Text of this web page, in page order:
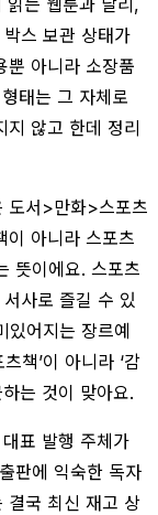
스 보관 상태가
뿐 아니라 소장품
태는 그 자체로
지 않고 한데 정리
도서>만화>스포츠
이 아니라 스포츠
뜻이에요. 스포츠
사로 즐길 수 있
있어지는 장르예
책’이 아니라 ‘감
는 것이 맞아요.
표 발행 주체가
판에 익숙한 독자
결국 최신 재고 상